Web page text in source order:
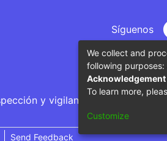
Síguenos
y vigilancia por parte del
Send Feedback
We collect and
following purposes:
To learn more,
Customize